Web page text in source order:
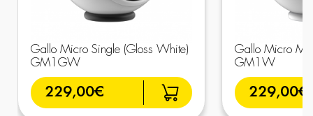
Gallo Micro Single (Gloss White)
GM1GW
229,00€
Gallo Micro
GM1W
229,00€